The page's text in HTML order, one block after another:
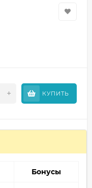
+ КУПИТЬ
Бонусы